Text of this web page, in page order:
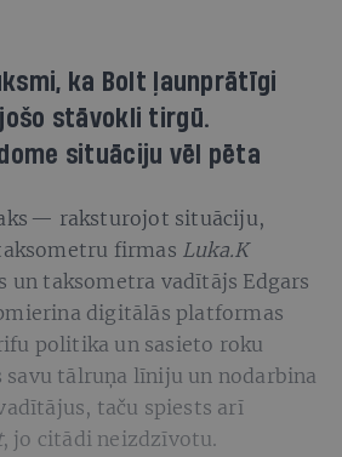
ka Bolt ļaunprātīgi
stāvokli tirgū.
situāciju vēl pēta
— raksturojot situāciju,
firmas Luka.K
un taksometra vadītājs Edgars
digitālās platformas
politika un sasieto roku
savu tālruņa līniju un nodarbina
taču spiests arī
, jo citādi neizdzīvotu.